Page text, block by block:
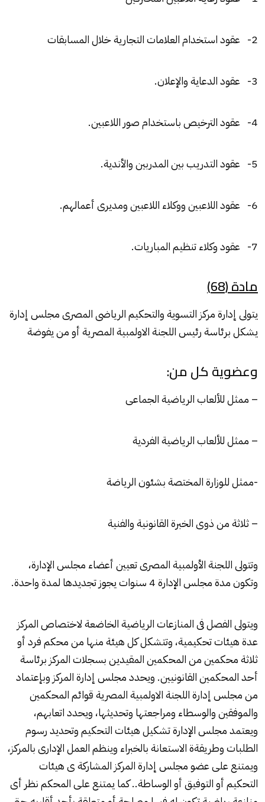
2- عقود استخدام العلامات التجارية خلال المسابقات
3- عقود الدعاية والإعلان.
4- عقود الترخيص باستخدام صور اللاعبين.
5- عقود التدريب بين المدربين والأندية.
6- عقود اللاعبين ووكلاء اللاعبين ومديرى أعمالهم.
7- عقود وكلاء تنظيم المباريات.
مادة (68)
يتولى إدارة مركز التسوية والتحكيم الرياضى المصرى مجلس إدارة
يشكل برئاسة رئيس اللجنة الاولمبية المصرية أو من يفوضة
وعضوية كل من:
– ممثل للألعاب الرياضية الجماعى
– ممثل للألعاب الرياضية الفردية
-ممثل للوزارة المختصة بشئون الرياضة
– ثلاثة من ذوى الخبرة القانونية والفنية
وتتولى اللجنة الأولمبية المصرى تعيين أعضاء مجلس الإدارة،
وتكون مدة مجلس الإدارة 4 سنوات يجوز تجديدها لمدة واحدة.
ويتولى الفصل فى المنازعات الرياضية الخاضعة لاختصاص المركز
عدة هيئات تحكيمية، وتتشكل كل هيئة منها من محكم فرد أو
ثلاثة محكمين من المحكمين المقيدين بسجلات المركز برئاسة
أحد المحكمين القانونيين. ويحدد مجلس إدارة المركز وبإعتماد
من مجلس إدارة اللجنة الاولمبية المصرية قوائم المحكمين
والموفقين والوسطاء ومراجعتها وتحديثها، ويحدد اتعابهم،
ويعتمد مجلس الإدارة تشكيل هيئات التحكيم وتحديد رسوم
الطلبات وطريقةة الاستعانة بالخبراء وينظم العمل الإدارى بالمركز،
ويمتنع على عضو مجلس إدارة المركز المشاركة ى هيئات
التحكيم أو التوفيق أو الوساطة.. كما يمتنع على المحكم نظر أى